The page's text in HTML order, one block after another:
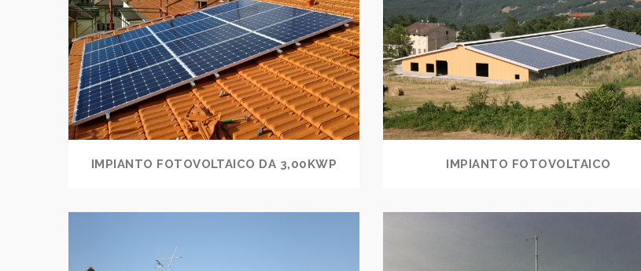
IMPIANTO FOTOVOLTAICO DA 3,00KWP IMPIANTO FOTOVOLTAICO